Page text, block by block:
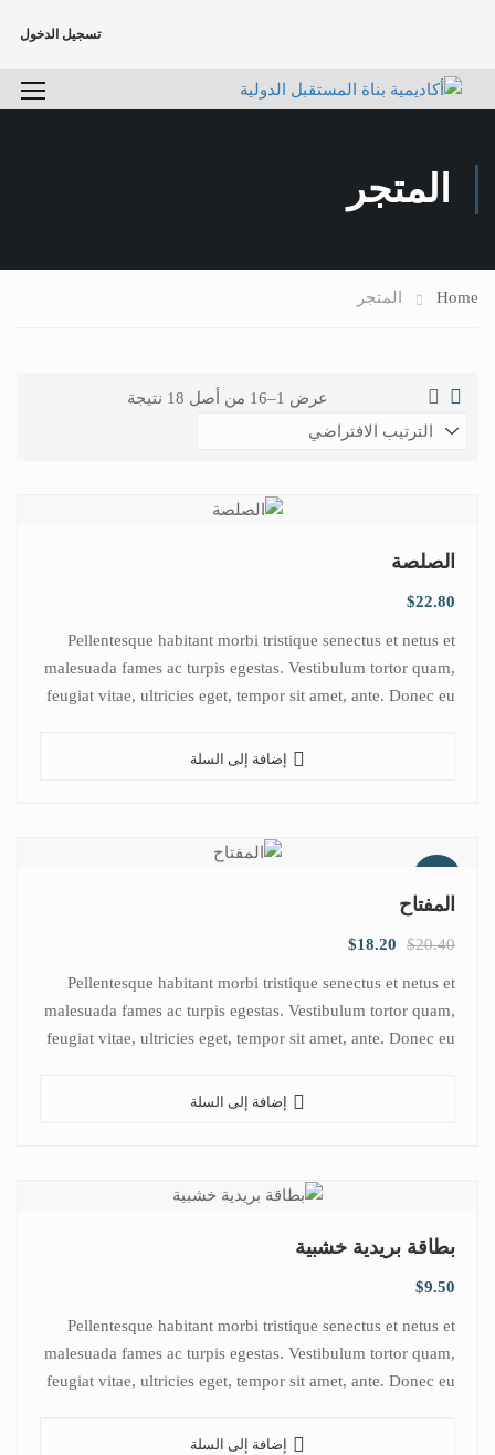
تسجيل الدخول
المتجر
Home المتجر
عرض 1–16 من أصل 18 نتيجة
الصلصة
$22.80
Pellentesque habitant morbi tristique senectus et netus et
malesuada fames ac turpis egestas. Vestibulum tortor quam,
feugiat vitae, ultricies eget, tempor sit amet, ante. Donec eu
إضافة إلى السلة
المفتاح
$20.40
$18.20
Pellentesque habitant morbi tristique senectus et netus et
malesuada fames ac turpis egestas. Vestibulum tortor quam,
feugiat vitae, ultricies eget, tempor sit amet, ante. Donec eu
إضافة إلى السلة
بطاقة بريدية خشبية
$9.50
Pellentesque habitant morbi tristique senectus et netus et
malesuada fames ac turpis egestas. Vestibulum tortor quam,
feugiat vitae, ultricies eget, tempor sit amet, ante. Donec eu
إضافة إلى السلة